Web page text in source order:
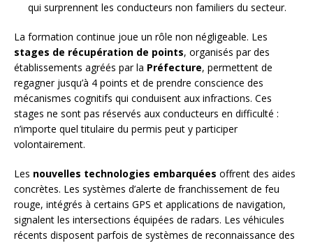
qui surprennent les conducteurs non familiers du secteur.
La formation continue joue un rôle non négligeable. Les
stages de récupération de points, organisés par des
établissements agréés par la Préfecture, permettent de
regagner jusqu’à 4 points et de prendre conscience des
mécanismes cognitifs qui conduisent aux infractions. Ces
stages ne sont pas réservés aux conducteurs en difficulté :
n’importe quel titulaire du permis peut y participer
volontairement.
Les nouvelles technologies embarquées offrent des aides
concrètes. Les systèmes d’alerte de franchissement de feu
rouge, intégrés à certains GPS et applications de navigation,
signalent les intersections équipées de radars. Les véhicules
récents disposent parfois de systèmes de reconnaissance des